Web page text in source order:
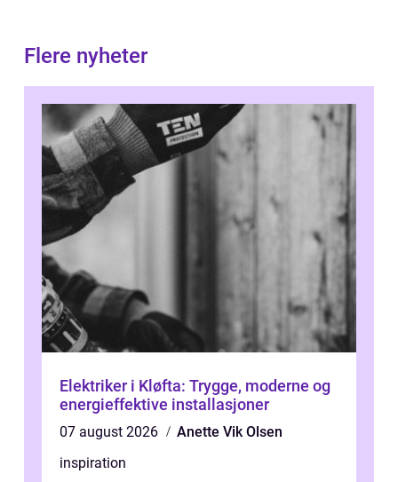
Flere nyheter
Elektriker i Kløfta: Trygge, moderne og
energieffektive installasjoner
07 august 2026
Anette Vik Olsen
inspiration